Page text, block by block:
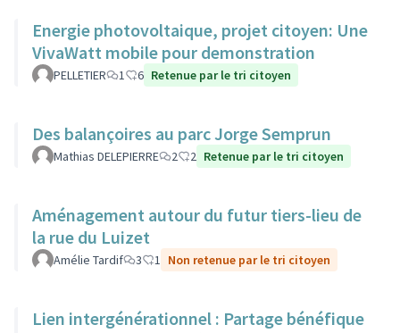
Energie photovoltaique, projet citoyen: Une
VivaWatt mobile pour demonstration
PELLETIER 1 6 Retenue par le tri citoyen
Des balançoires au parc Jorge Semprun
Mathias DELEPIERRE 2 2 Retenue par le tri citoyen
Aménagement autour du futur tiers-lieu de
la rue du Luizet
Amélie Tardif 3 1 Non retenue par le tri citoyen
Lien intergénérationnel : Partage bénéfique